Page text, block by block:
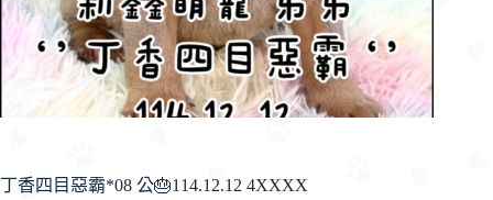
丁香四目惡霸*08 公🎂114.12.12 4XXXX